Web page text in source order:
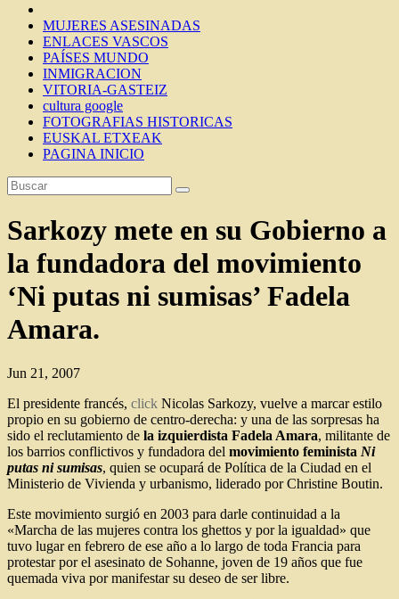
MUJERES ASESINADAS
ENLACES VASCOS
PAÍSES MUNDO
INMIGRACION
VITORIA-GASTEIZ
cultura google
FOTOGRAFIAS HISTORICAS
EUSKAL ETXEAK
PAGINA INICIO
Sarkozy mete en su Gobierno a
la fundadora del movimiento
‘Ni putas ni sumisas’ Fadela
Amara.
Jun 21, 2007
El presidente francés, click Nicolas Sarkozy, vuelve a marcar estilo
propio en su gobierno de centro-derecha: y una de las sorpresas ha
sido el reclutamiento de la izquierdista Fadela Amara, militante de
los barrios conflictivos y fundadora del movimiento feminista Ni
putas ni sumisas, quien se ocupará de Política de la Ciudad en el
Ministerio de Vivienda y urbanismo, liderado por Christine Boutin.
Este movimiento surgió en 2003 para darle continuidad a la
«Marcha de las mujeres contra los ghettos y por la igualdad» que
tuvo lugar en febrero de ese año a lo largo de toda Francia para
protestar por el asesinato de Sohanne, joven de 19 años que fue
quemada viva por manifestar su deseo de ser libre.